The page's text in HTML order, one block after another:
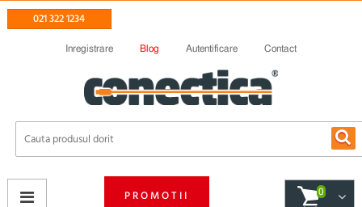
021 322 1234
Inregistrare Blog Autentificare Contact
PROMOTII 0